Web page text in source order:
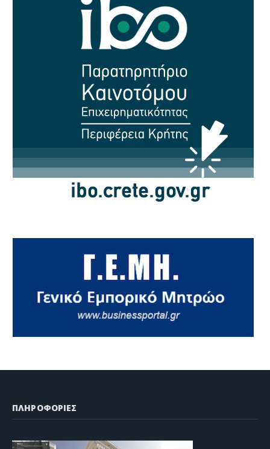
ΠΛΗΡΟΦΟΡΙΕΣ